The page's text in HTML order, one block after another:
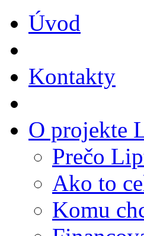
Úvod
Kontakty
O projekte
Prečo
Ako to
Komu